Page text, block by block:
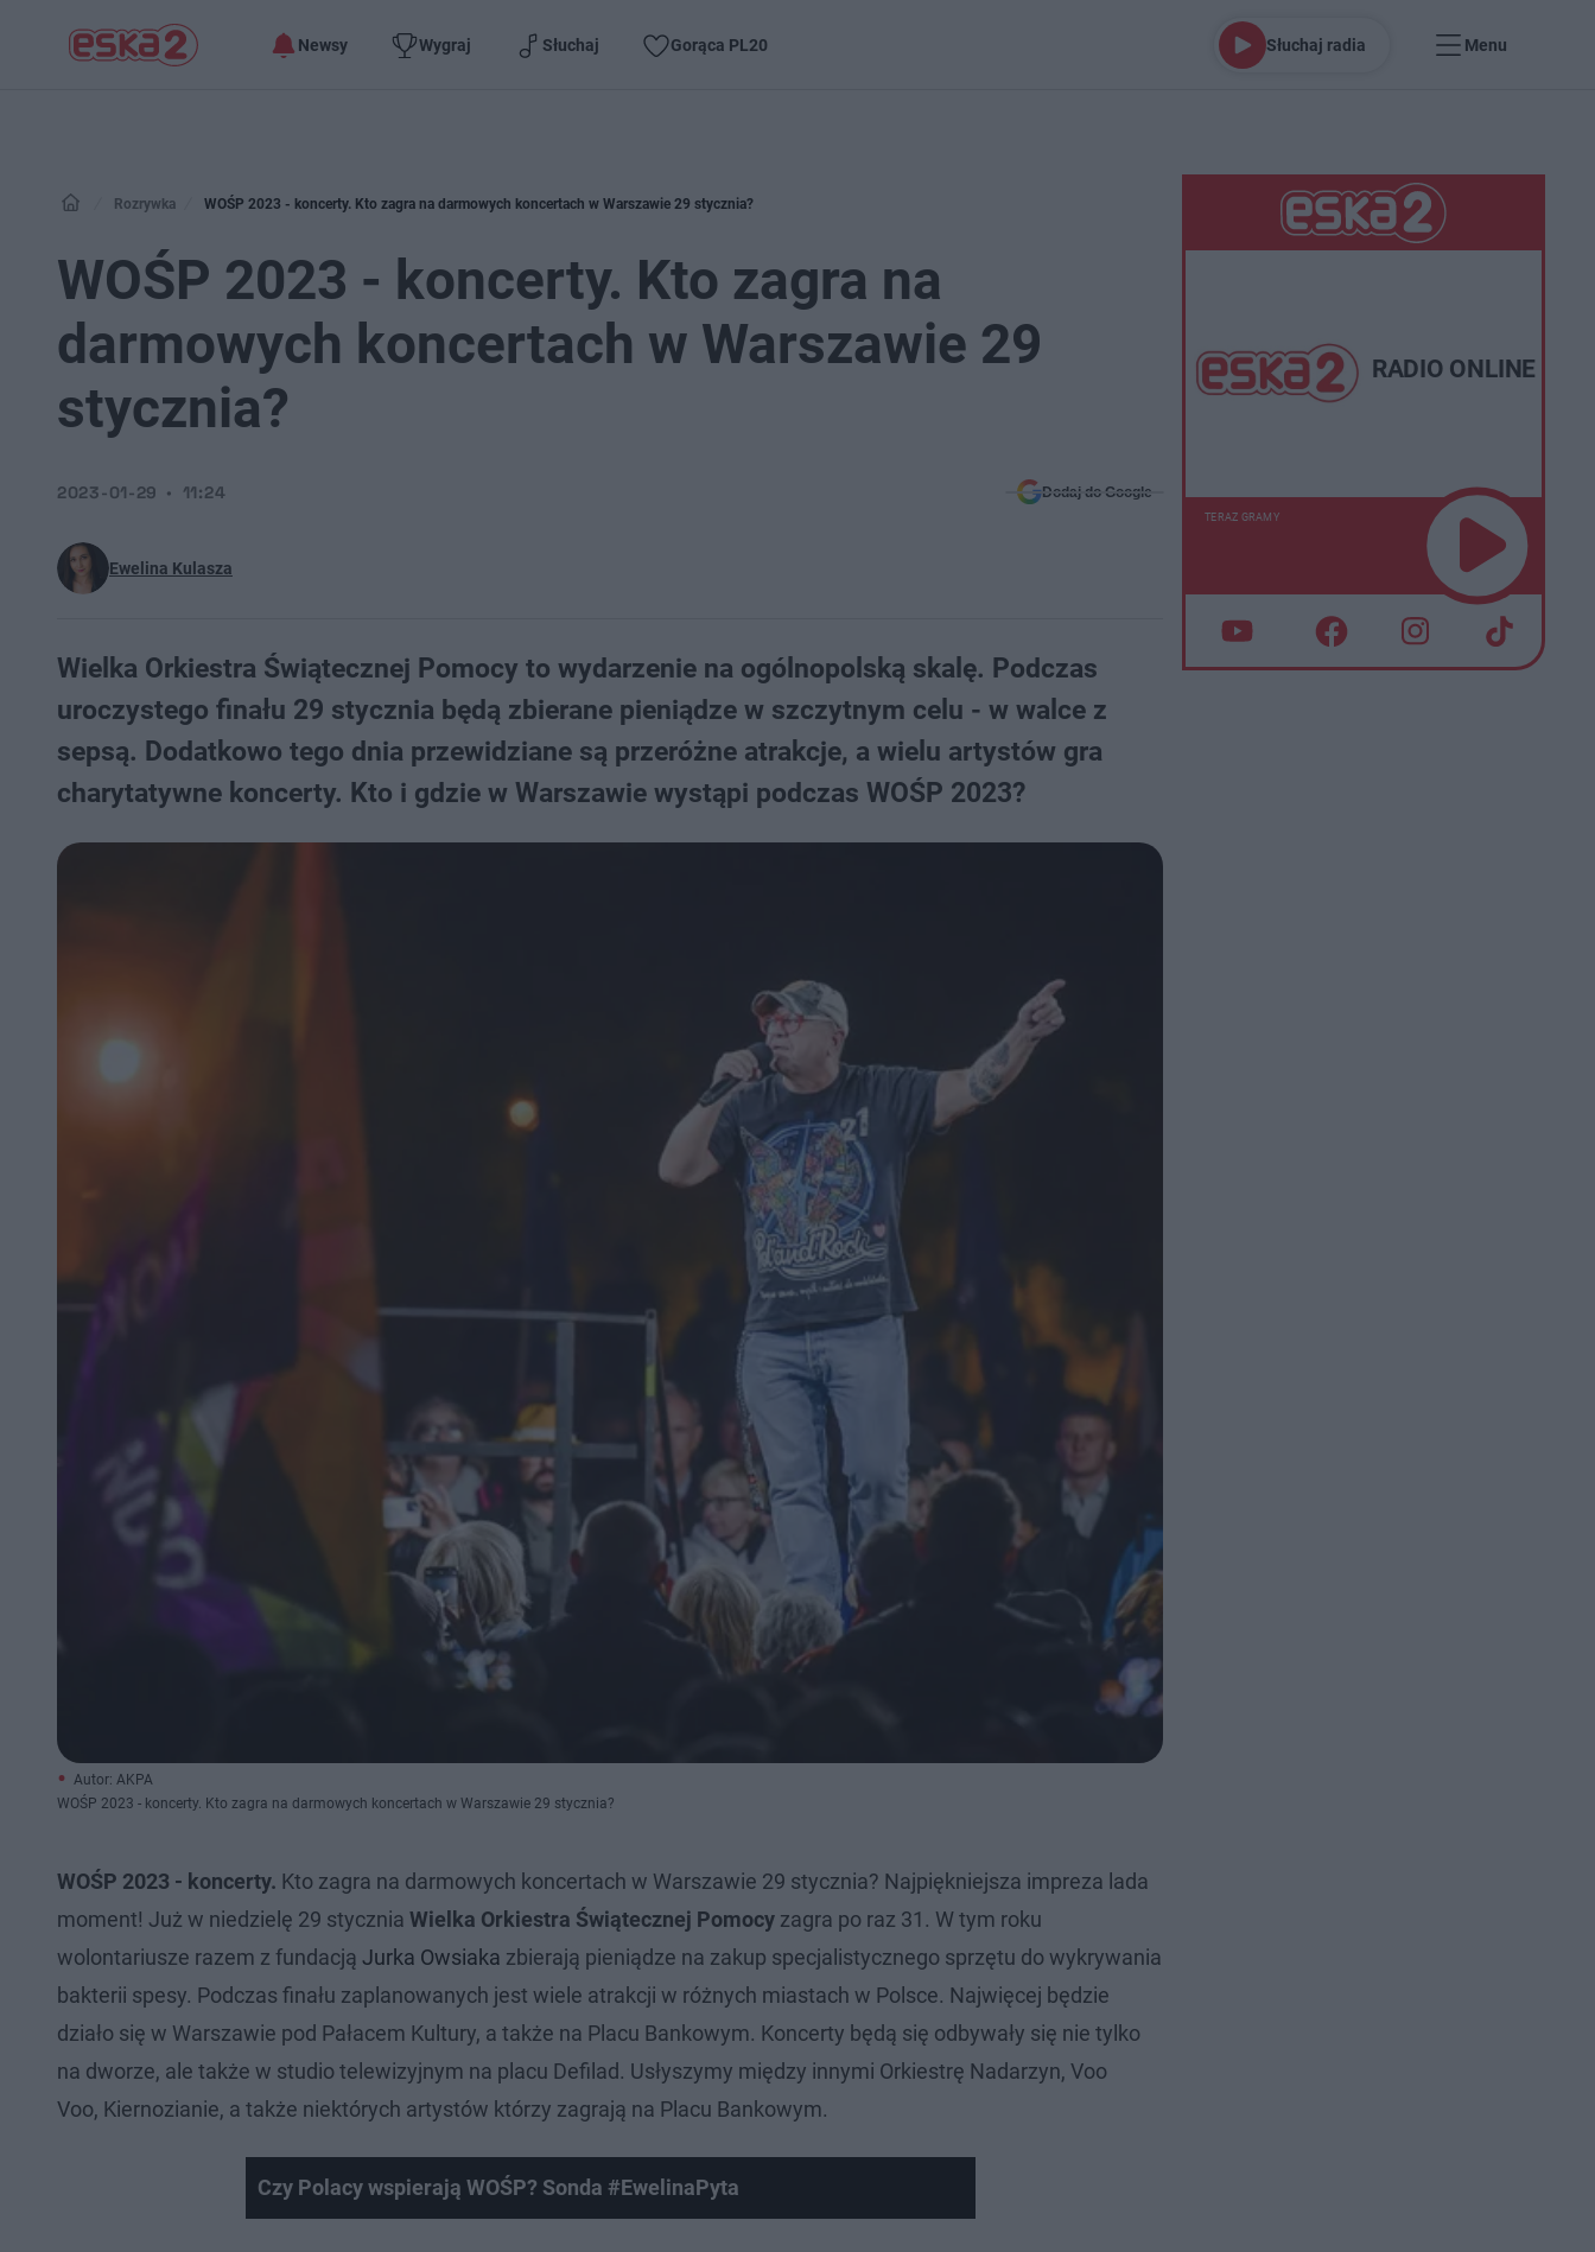
Newsy Wygraj Słuchaj Gorąca PL20 Słuchaj radia Menu
Rozrywka WOŚP 2023 - koncerty. Kto zagra na darmowych koncertach w Warszawie 29 stycznia?
WOŚP 2023 - koncerty. Kto zagra na
darmowych koncertach w Warszawie 29
stycznia?
Ewelina Kulasza
2023-01-29 11:24 Dodaj do Google
Wielka Orkiestra Świątecznej Pomocy to wydarzenie na ogólnopolską skalę. Podczas
uroczystego finału 29 stycznia będą zbierane pieniądze w szczytnym celu - w walce z
sepsą. Dodatkowo tego dnia przewidziane są przeróżne atrakcje, a wielu artystów gra
charytatywne koncerty. Kto i gdzie w Warszawie wystąpi podczas WOŚP 2023?
Autor: AKPA
WOŚP 2023 - koncerty. Kto zagra na darmowych koncertach w Warszawie 29 stycznia?
WOŚP 2023 - koncerty. Kto zagra na darmowych koncertach w Warszawie 29 stycznia? Najpiękniejsza impreza lada
moment! Już w niedzielę 29 stycznia Wielka Orkiestra Świątecznej Pomocy zagra po raz 31. W tym roku
wolontariusze razem z fundacją Jurka Owsiaka zbierają pieniądze na zakup specjalistycznego sprzętu do wykrywania
bakterii spesy. Podczas finału zaplanowanych jest wiele atrakcji w różnych miastach w Polsce. Najwięcej będzie
działo się w Warszawie pod Pałacem Kultury, a także na Placu Bankowym. Koncerty będą się odbywały się nie tylko
na dworze, ale także w studio telewizyjnym na placu Defilad. Usłyszymy między innymi Orkiestrę Nadarzyn, Voo
Voo, Kiernozianie, a także niektórych artystów którzy zagrają na Placu Bankowym.
Czy Polacy wspierają WOŚP? Sonda #EwelinaPyta
RADIO ONLINE
TERAZ GRAMY